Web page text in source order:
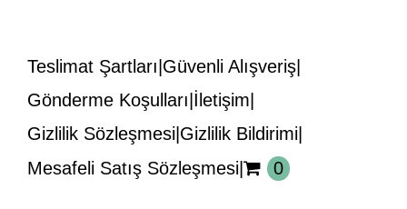
Teslimat Şartları Güvenli Alışveriş
Gönderme Koşulları İletişim
Gizlilik Sözleşmesi Gizlilik Bildirimi
Mesafeli Satış Sözleşmesi
0